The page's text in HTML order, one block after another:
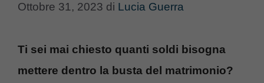
Ottobre 31, 2023 di Lucia Guerra
Ti sei mai chiesto quanti soldi bisogna
mettere dentro la busta del matrimonio?